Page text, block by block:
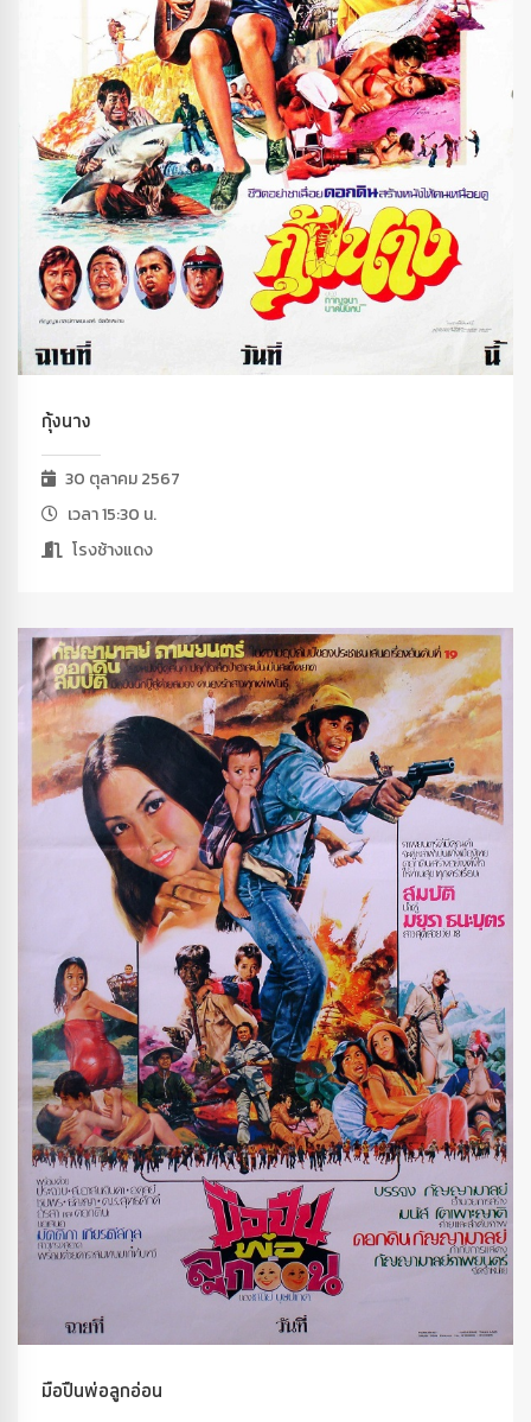
กุ้งนาง
30 ตุลาคม 2567
เวลา 15:30 น.
โรงช้างแดง
มือปืนพ่อลูกอ่อน